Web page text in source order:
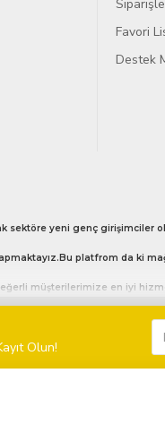
Favori
Destek
sektöre yeni genç girişimciler
platfrom da ki
müşterilerimize en iyi
10:00 14:00 arası sizlere
geçebilirsiniz.
da whatsapp hattından
Olun!